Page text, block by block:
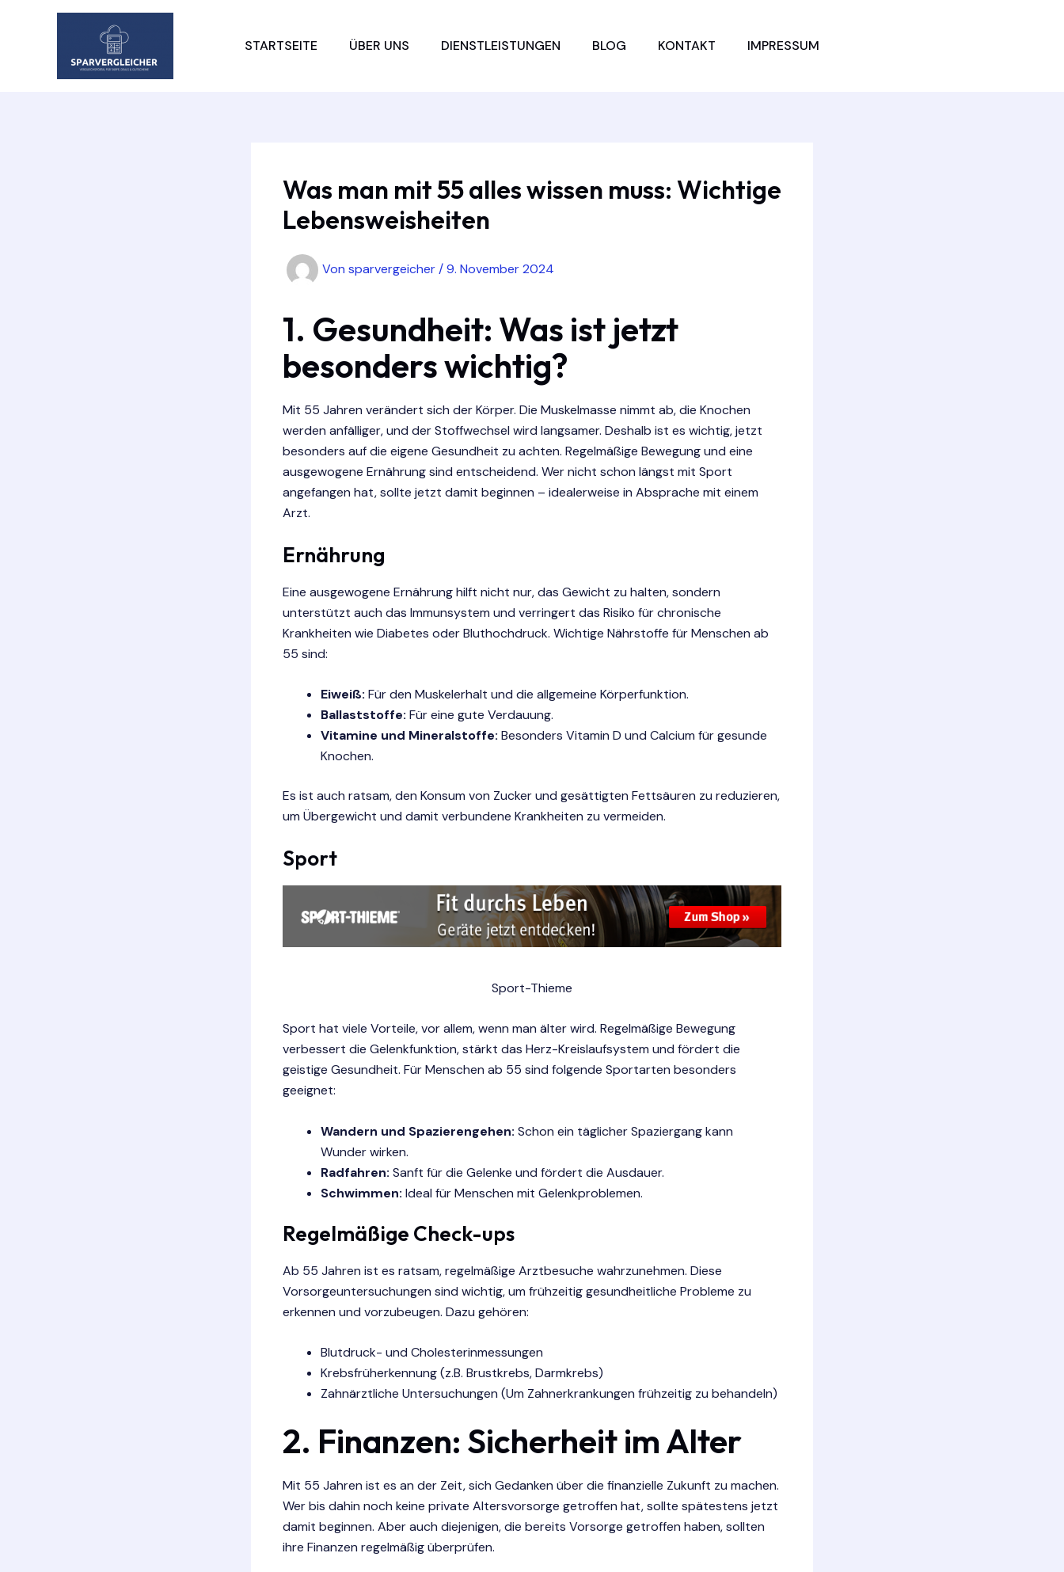
STARTSEITE ÜBER UNS DIENSTLEISTUNGEN BLOG KONTAKT IMPRESSUM
Was man mit 55 alles wissen muss: Wichtige
Lebensweisheiten
Von sparvergeicher /9. November 2024
1. Gesundheit: Was ist jetzt
besonders wichtig?
Mit 55 Jahren verändert sich der Körper. Die Muskelmasse nimmt ab, die Knochen
werden anfälliger, und der Stoffwechsel wird langsamer. Deshalb ist es wichtig, jetzt
besonders auf die eigene Gesundheit zu achten. Regelmäßige Bewegung und eine
ausgewogene Ernährung sind entscheidend. Wer nicht schon längst mit Sport
angefangen hat, sollte jetzt damit beginnen – idealerweise in Absprache mit einem
Arzt.
Ernährung
Eine ausgewogene Ernährung hilft nicht nur, das Gewicht zu halten, sondern
unterstützt auch das Immunsystem und verringert das Risiko für chronische
Krankheiten wie Diabetes oder Bluthochdruck. Wichtige Nährstoffe für Menschen ab
55 sind:
Eiweiß: Für den Muskelerhalt und die allgemeine Körperfunktion.
Ballaststoffe: Für eine gute Verdauung.
Vitamine und Mineralstoffe: Besonders Vitamin D und Calcium für gesunde
Knochen.
Es ist auch ratsam, den Konsum von Zucker und gesättigten Fettsäuren zu reduzieren,
um Übergewicht und damit verbundene Krankheiten zu vermeiden.
Sport
Sport-Thieme
Sport hat viele Vorteile, vor allem, wenn man älter wird. Regelmäßige Bewegung
verbessert die Gelenkfunktion, stärkt das Herz-Kreislaufsystem und fördert die
geistige Gesundheit. Für Menschen ab 55 sind folgende Sportarten besonders
geeignet:
Wandern und Spazierengehen: Schon ein täglicher Spaziergang kann
Wunder wirken.
Radfahren: Sanft für die Gelenke und fördert die Ausdauer.
Schwimmen: Ideal für Menschen mit Gelenkproblemen.
Regelmäßige Check-ups
Ab 55 Jahren ist es ratsam, regelmäßige Arztbesuche wahrzunehmen. Diese
Vorsorgeuntersuchungen sind wichtig, um frühzeitig gesundheitliche Probleme zu
erkennen und vorzubeugen. Dazu gehören:
Blutdruck- und Cholesterinmessungen
Krebsfrüherkennung (z.B. Brustkrebs, Darmkrebs)
Zahnärztliche Untersuchungen (Um Zahnerkrankungen frühzeitig zu behandeln)
2. Finanzen: Sicherheit im Alter
Mit 55 Jahren ist es an der Zeit, sich Gedanken über die finanzielle Zukunft zu machen.
Wer bis dahin noch keine private Altersvorsorge getroffen hat, sollte spätestens jetzt
damit beginnen. Aber auch diejenigen, die bereits Vorsorge getroffen haben, sollten
ihre Finanzen regelmäßig überprüfen.